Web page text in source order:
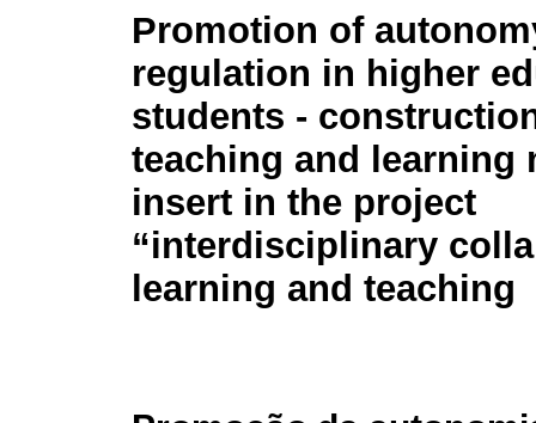
Promotion of
regulation in higher
students -
teaching and learning
insert in the project
“interdisciplinary
learning and teaching